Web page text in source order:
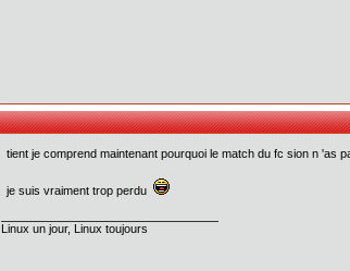
tient je comprend maintenant pourquoi le match du fc sion n 'as
je suis vraiment trop perdu
Linux un jour, Linux toujours